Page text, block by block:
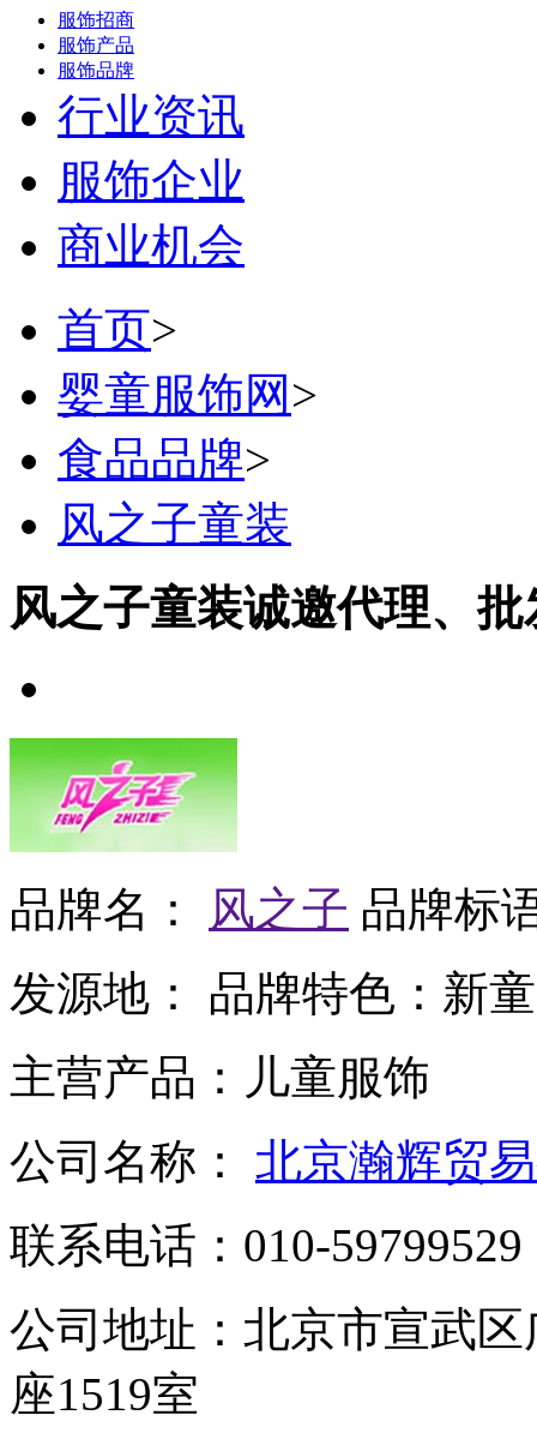
服饰招商
服饰产品
服饰品牌
行业资讯
服饰企业
商业机会
首页>
婴童服饰网 >
食品品牌>
风之子童装
风之子童装诚邀代理、批
品牌名： 风之子 品牌标
发源地：
品牌特色： 新
主营产品： 儿童服饰
公司名称： 北京瀚辉贸
联系电话： 010-59799529
公司地址： 北京市宣武
座1519室